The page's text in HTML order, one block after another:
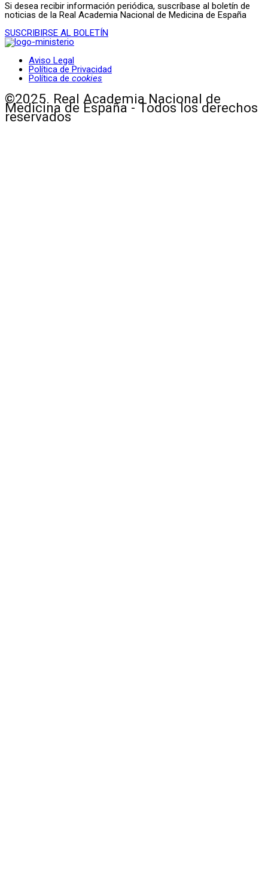
Si desea recibir información periódica, suscríbase al boletín de
noticias de la Real Academia Nacional de Medicina de España
SUSCRIBIRSE AL BOLETÍN
Aviso Legal
Política de Privacidad
Política de cookies
©2025. Real Academia Nacional de
Medicina de España - Todos los derechos
reservados